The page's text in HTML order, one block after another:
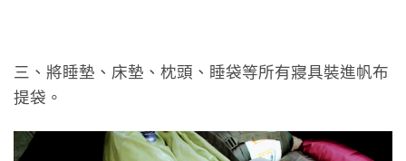
三、將睡墊、床墊、枕頭、睡袋等所有寢具裝進帆布
提袋。